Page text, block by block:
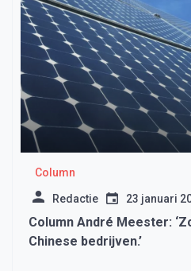
Column
Redactie 23 januari
Column André Meester:
Chinese bedrijven.’